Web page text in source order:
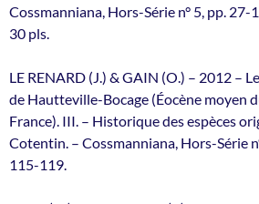
Cossmanniana, Hors-Série n° 5, pp.
30 pls.
LE RENARD (J.) & GAIN (O.) – 2012 –
de Hautteville-Bocage (Éocène moyen
France). III. – Historique des espèces
Cotentin. – Cossmanniana, Hors-Série
115-119.